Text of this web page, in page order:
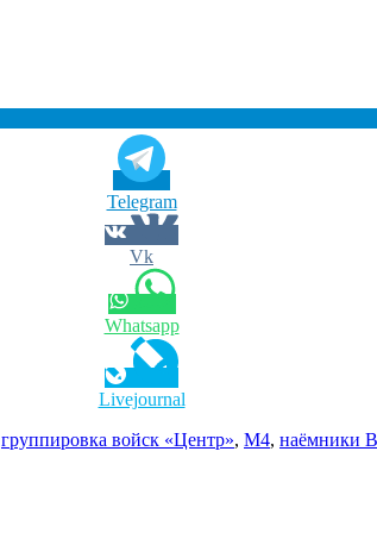
Telegram
Vk
Whatsapp
Livejournal
группировка войск «Центр», М4, наёмники